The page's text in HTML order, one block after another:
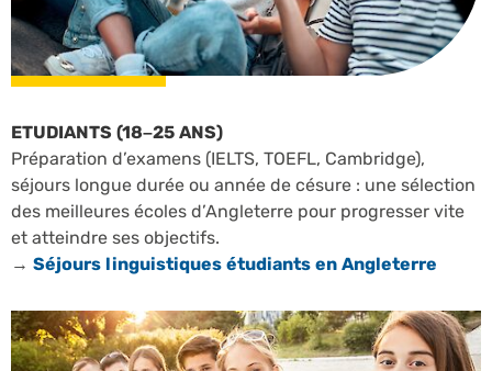
ETUDIANTS (18–25 ANS)
Préparation d’examens (IELTS, TOEFL, Cambridge),
séjours longue durée ou année de césure : une sélection
des meilleures écoles d’Angleterre pour progresser vite
et atteindre ses objectifs.
→ Séjours linguistiques étudiants en Angleterre